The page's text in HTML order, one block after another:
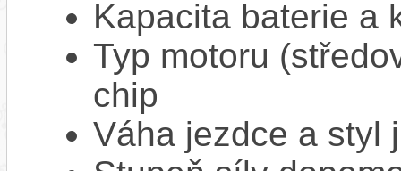
Kapacita baterie a
Typ motoru
chip
Váha jezdce a styl